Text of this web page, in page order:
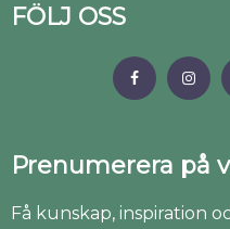
FÖLJ OSS
Prenumerera på
Få kunskap, inspiration